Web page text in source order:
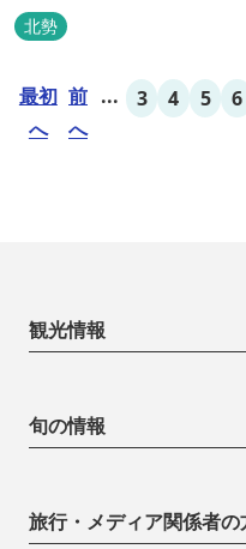
が楽しめます。屋根付きの炭
日も快適にバーベキューをお
ィールドもございま...
北勢
最初
へ
前
へ
... 3 4 5 6
観光情報
旬の情報
旅行・メディア関係者の